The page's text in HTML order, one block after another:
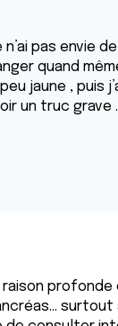
pas envie
quand
jaune , puis
un truc grave .
surtout